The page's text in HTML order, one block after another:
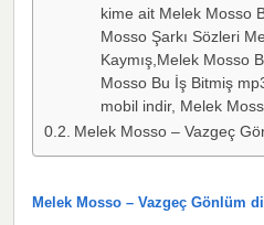
kime ait Melek Mosso
Mosso Şarkı Sözleri
Kaymış,Melek Mosso
Mosso Bu İş Bitmiş
mobil indir, Melek
Melek Mosso – Vazgeç
Melek Mosso – Vazgeç Gönlüm